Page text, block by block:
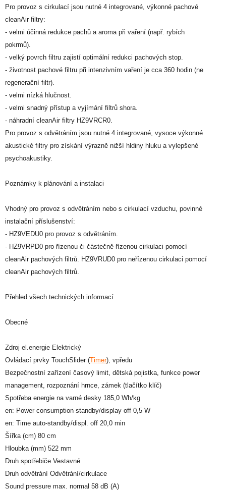
Pro provoz s cirkulací jsou nutné 4 integrované, výkonné pachové
cleanAir filtry:
- velmi účinná redukce pachů a aroma při vaření (např. rybích
pokrmů).
- velký povrch filtru zajistí optimální redukci pachových stop.
- životnost pachové filtru při intenzivním vaření je cca 360 hodin (ne
regenerační filtr).
- velmi nízká hlučnost.
- velmi snadný přístup a vyjímání filtrů shora.
- náhradní cleanAir filtry HZ9VRCR0.
Pro provoz s odvětráním jsou nutné 4 integrované, vysoce výkonné
akustické filtry pro získání výrazně nižší hldiny hluku a vylepšené
psychoakustiky.
Poznámky k plánování a instalaci
Vhodný pro provoz s odvětráním nebo s cirkulací vzduchu, povinné
instalační příslušenství:
- HZ9VEDU0 pro provoz s odvětráním.
- HZ9VRPD0 pro řízenou či částečně řízenou cirkulaci pomocí
cleanAir pachových filtrů. HZ9VRUD0 pro neřízenou cirkulaci pomocí
cleanAir pachových filtrů.
Přehled všech technických informací
Obecné
Zdroj el.energie Elektrický
Ovládací prvky TouchSlider (Timer), vpředu
Bezpečnostní zařízení časový limit, dětská pojistka, funkce power
management, rozpoznání hrnce, zámek (tlačítko klíč)
Spotřeba energie na varné desky 185,0 Wh/kg
en: Power consumption standby/display off 0,5 W
en: Time auto-standby/displ. off 20,0 min
Šířka (cm) 80 cm
Hloubka (mm) 522 mm
Druh spotřebiče Vestavné
Druh odvětrání Odvětrání/cirkulace
Sound pressure max. normal 58 dB (A)